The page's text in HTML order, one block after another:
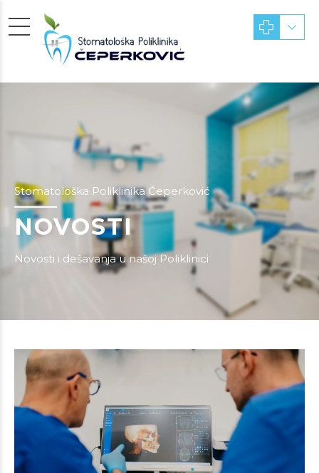
Stomatološka Poliklinika Čeperković
NOVOSTI
Novosti i dešavanja u našoj Poliklinici